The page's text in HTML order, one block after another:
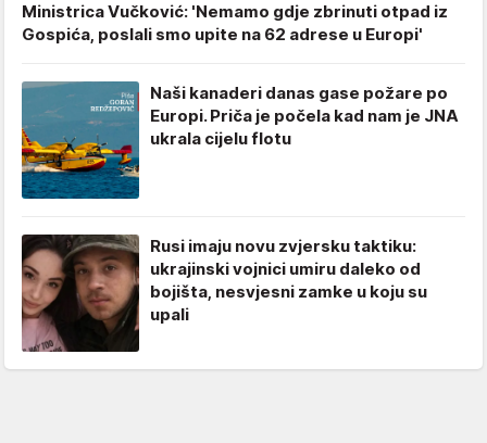
Ministrica Vučković: 'Nemamo gdje zbrinuti otpad iz
Gospića, poslali smo upite na 62 adrese u Europi'
Naši kanaderi danas gase požare po
Europi. Priča je počela kad nam je JNA
ukrala cijelu flotu
Rusi imaju novu zvjersku taktiku:
ukrajinski vojnici umiru daleko od
bojišta, nesvjesni zamke u koju su
upali